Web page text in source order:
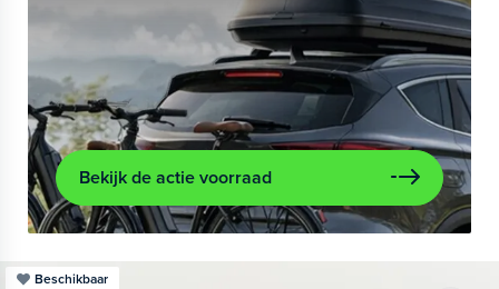
Bekijk de actie voorraad
Beschikbaar